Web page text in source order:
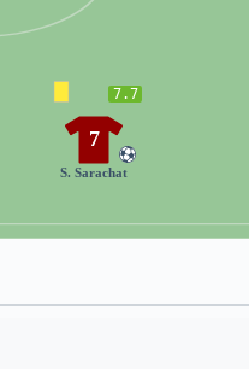
7.7
7
S. Sarachat